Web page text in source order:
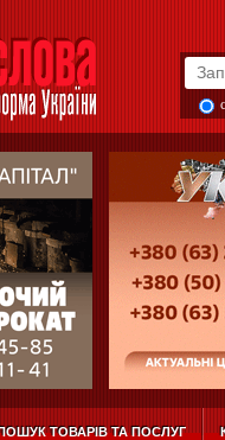
ТОВАРІВ ТА ПОСЛУГ